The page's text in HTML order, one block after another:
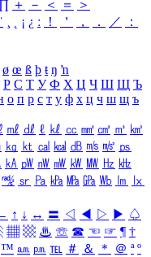
∏ ＋ － ＜ ＝
＞
˙ ¸ ¡ ¿ ː ！ ＇ ， ． ／
：
ø œ ß þ ŧ ŋ ŉ
Р С Т У Ф Х Ц Ч Ш Щ Ъ
о п р с т у ф х ц ч ш щ ъ
㎖ ㎗ ℓ ㎘ ㏄ ㎣ ㎤ ㎥ ㎦
㎏ ㏏ ㎈ ㎉ ㏈ ㎧ ㎨ ㎰
㎄ ㎺ ㎻ ㎽ ㎾ ㎿ ㎐ ㎑
㎯ ㏛ ㎩ ㎪ ㎫ ㎬ ㏝ ㏐
㏓
↑ ↓ ↔ 〓 ◁ ◀ ▷ ▶ ♤
▦ ▩ ♨ ☏ ☎ ☜ ☞ ¶ †
™ ㏂ ㏘ ℡ ＃ ＆ ＊ ＠ ª º